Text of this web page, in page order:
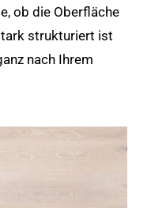
ob die Oberfläche
strukturiert ist
nach Ihrem